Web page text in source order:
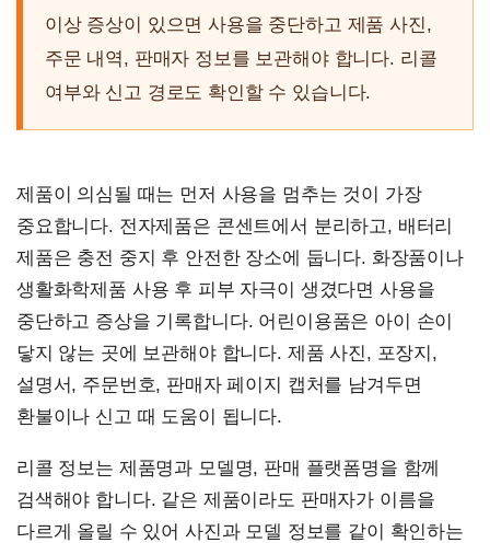
이상 증상이 있으면 사용을 중단하고 제품 사진,
주문 내역, 판매자 정보를 보관해야 합니다. 리콜
여부와 신고 경로도 확인할 수 있습니다.
제품이 의심될 때는 먼저 사용을 멈추는 것이 가장
중요합니다. 전자제품은 콘센트에서 분리하고, 배터리
제품은 충전 중지 후 안전한 장소에 둡니다. 화장품이나
생활화학제품 사용 후 피부 자극이 생겼다면 사용을
중단하고 증상을 기록합니다. 어린이용품은 아이 손이
닿지 않는 곳에 보관해야 합니다. 제품 사진, 포장지,
설명서, 주문번호, 판매자 페이지 캡처를 남겨두면
환불이나 신고 때 도움이 됩니다.
리콜 정보는 제품명과 모델명, 판매 플랫폼명을 함께
검색해야 합니다. 같은 제품이라도 판매자가 이름을
다르게 올릴 수 있어 사진과 모델 정보를 같이 확인하는